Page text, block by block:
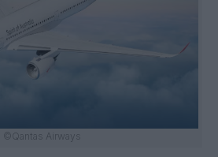
©Qantas Airways